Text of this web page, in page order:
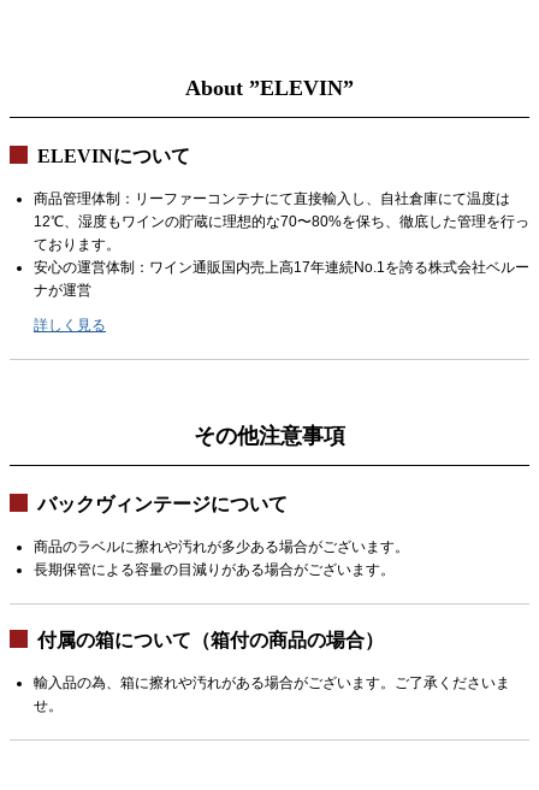
About ”ELEVIN”
ELEVINについて
商品管理体制：リーファーコンテナにて直接輸入し、自社倉庫にて温度は
12℃、湿度もワインの貯蔵に理想的な70〜80%を保ち、徹底した管理を行っ
ております。
安心の運営体制：ワイン通販国内売上高17年連続No.1を誇る株式会社ベルー
ナが運営
詳しく見る
その他注意事項
バックヴィンテージについて
商品のラベルに擦れや汚れが多少ある場合がございます。
長期保管による容量の目減りがある場合がございます。
付属の箱について（箱付の商品の場合）
輸入品の為、箱に擦れや汚れがある場合がございます。ご了承くださいま
せ。